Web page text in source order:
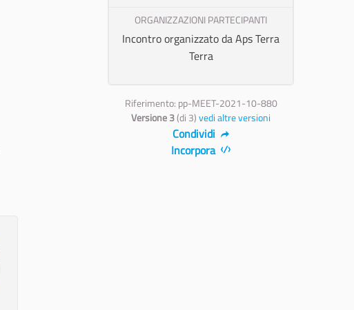
ORGANIZZAZIONI PARTECIPANTI
Incontro organizzato da Aps Terra
Terra
Riferimento: pp-MEET-2021-10-880
Versione 3(di 3)vedi altre versioni
Condividi
Incorpora